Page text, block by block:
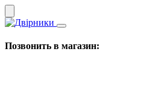
Позвонить в магазин: